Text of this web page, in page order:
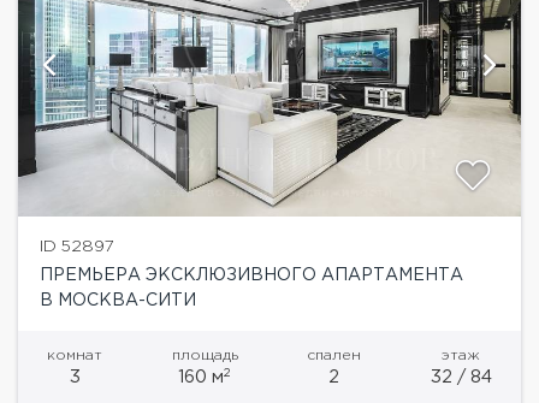
ID 52897
ПРЕМЬЕРА ЭКСКЛЮЗИВНОГО АПАРТАМЕНТА
В МОСКВА-СИТИ
комнат
3
площадь
160 м2
спален
2
этаж
32 / 84